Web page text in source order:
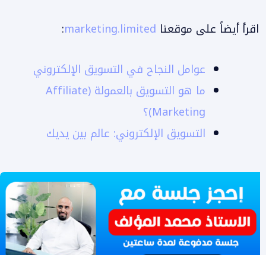
اقرأ أيضاً على موقعنا marketing.limited
:
عوامل النجاح في التسويق الإلكتروني
ما هو التسويق بالعمولة (Affiliate
Marketing)؟
التسويق الإلكتروني: عالم بين يديك